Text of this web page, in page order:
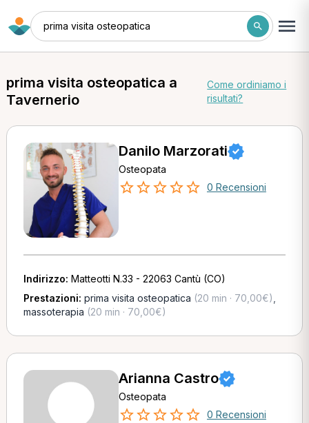
prima visita osteopatica
prima visita osteopatica a
Tavernerio
Come ordiniamo i
risultati?
Danilo Marzorati
Osteopata
0 Recensioni
Indirizzo: Matteotti N.33 - 22063 Cantù (CO)
Prestazioni: prima visita osteopatica (20 min · 70,00€)
massoterapia (20 min · 70,00€)
Arianna Castro
Osteopata
0 Recensioni